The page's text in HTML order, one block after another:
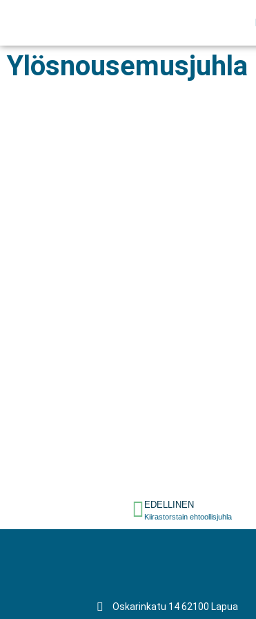
Ylösnousemusjuhla
EDELLINEN
Kiirastorstain ehtoollisjuhla
Oskarinkatu 14 62100 Lapua